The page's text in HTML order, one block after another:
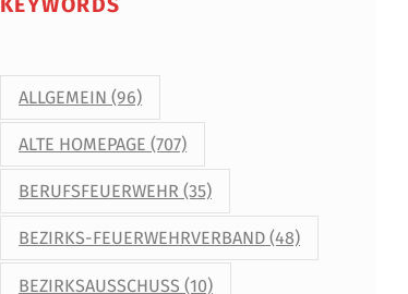
ALLGEMEIN (96)
ALTE HOMEPAGE (707)
BERUFSFEUERWEHR (35)
BEZIRKS-FEUERWEHRVERBAND (48)
BEZIRKSAUSSCHUSS (10)